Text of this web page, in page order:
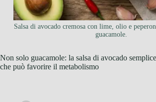
Salsa di avocado cremosa con lime, olio e
guacamole.
Non solo guacamole: la salsa di avocado
che può favorire il metabolismo